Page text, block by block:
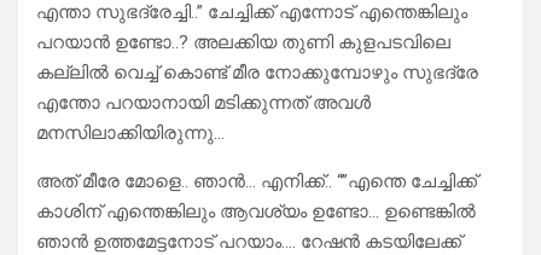
എന്താ സുഭദ്രേച്ചി..” ചേച്ചിക്ക് എന്നോട് എന്തെങ്കിലും
പറയാൻ ഉണ്ടോ..? അലക്കിയ തുണി കുളപടവിലെ
കല്ലിൽ വെച്ച് കൊണ്ട് മീര നോക്കുമ്പോഴും സുഭദ്രേ
എന്തോ പറയാനായി മടിക്കുന്നത് അവൾ
മനസിലാക്കിയിരുന്നു…
അത് മീരേ മോളെ.. ഞാൻ… എനിക്ക്.. “”എന്തെ ചേച്ചിക്ക്
കാശിന് എന്തെങ്കിലും ആവശ്യം ഉണ്ടോ… ഉണ്ടെങ്കിൽ
ഞാൻ ഉത്തമേട്ടനോട് പറയാം…. റേഷൻ കടയിലേക്ക്‌